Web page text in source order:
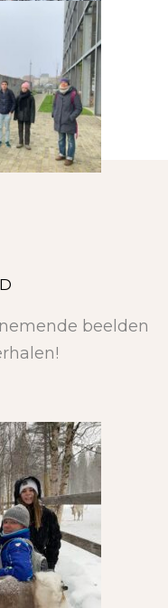
beelden